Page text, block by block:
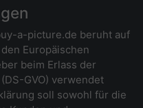
a-picture.de beruht auf
Europäischen
beim Erlass der
GVO) verwendet
soll sowohl für die